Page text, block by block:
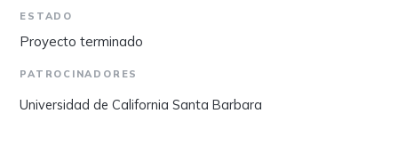
ESTADO
Proyecto terminado
PATROCINADORES
Universidad de California Santa Barbara